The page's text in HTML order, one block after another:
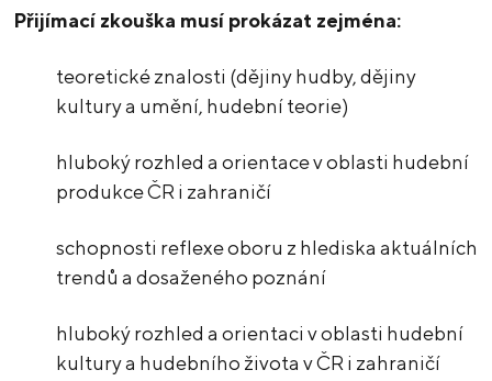
Přijímací zkouška musí prokázat zejména:
teoretické znalosti (dějiny hudby, dějiny
kultury a umění, hudební teorie)
hluboký rozhled a orientace v oblasti hudební
produkce ČR i zahraničí
schopnosti reflexe oboru z hlediska aktuálních
trendů a dosaženého poznání
hluboký rozhled a orientaci v oblasti hudební
kultury a hudebního života v ČR i zahraničí